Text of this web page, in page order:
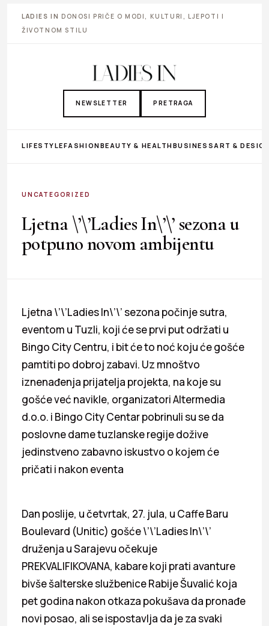
LADIES IN DONOSI PRIČE O MODI, KULTURI, LJEPOTI I
ŽIVOTNOM STILU
NEWSLETTER PRETRAGA
LIFESTYLEFASHIONBEAUTY & HEALTHBUSINESS ART &
UNCATEGORIZED
Ljetna \’\’Ladies In\’\’ sezona u
potpuno novom ambijentu
Ljetna \’\’Ladies In\’\’ sezona počinje sutra,
eventom u Tuzli, koji će se prvi put održati u
Bingo City Centru, i bit će to noć koju će gošće
pamtiti po dobroj zabavi. Uz mnoštvo
iznenađenja prijatelja projekta, na koje su
gošće već navikle, organizatori Altermedia
d.o.o. i Bingo City Centar pobrinuli su se da
poslovne dame tuzlanske regije dožive
jedinstveno zabavno iskustvo o kojem će
pričati i nakon eventa
Dan poslije, u četvrtak, 27. jula, u Caffe Baru
Boulevard (Unitic) gošće \’\’Ladies In\’\’
druženja u Sarajevu očekuje
PREKVALIFIKOVANA, kabare koji prati avanture
bivše šalterske službenice Rabije Šuvalić koja
pet godina nakon otkaza pokušava da pronađe
novi posao, ali se ispostavlja da je za svaki